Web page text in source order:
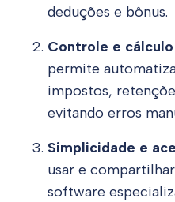
deduções e bônus.
Controle e
permite
impostos,
evitando erros
Simplicidade e
usar e
software